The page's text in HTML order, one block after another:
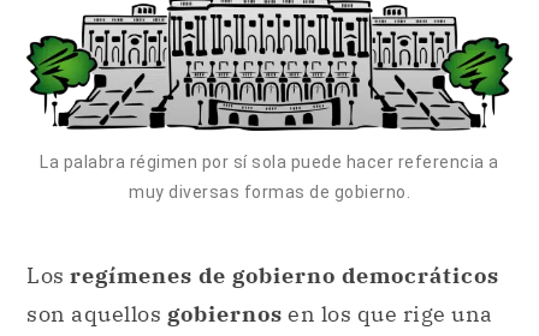
La palabra régimen por sí sola puede hacer referencia a
muy diversas formas de gobierno.
Los regímenes de gobierno democráticos
son aquellos gobiernos en los que rige una